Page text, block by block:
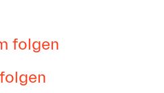
folgen